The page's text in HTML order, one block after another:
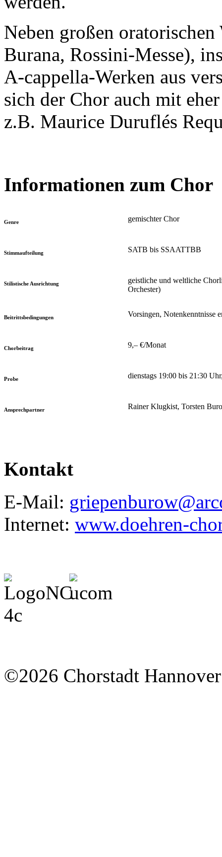
Neben großen
Burana, Rossini-Messe),
A-cappella-Werken aus
sich der Chor auch mit
z.B. Maurice Duruflés
Informationen zum Chor
Genre gemischter Chor
Stimmaufteilung SATB bis SSAATTBB
Stilistische Ausrichtung
geistliche und weltliche
Orchester)
Beitrittsbedingungen Vorsingen, Notenkenntnisse
Chorbeitrag 9,– €/Monat
Probe dienstags 19:00 bis 21:30
Ansprechpartner Rainer Klugkist, Torsten
Kontakt
E-Mail:
Internet: www.doehren-
©2026 Chorstadt Hannover